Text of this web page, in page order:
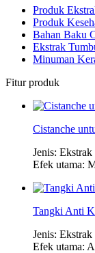
Produk
Produk
Bahan Baku
Ekstrak
Minuman
Fitur produk
Cistanche
Jenis:
Efek utama:
Tangki Anti
Jenis:
Efek utama: